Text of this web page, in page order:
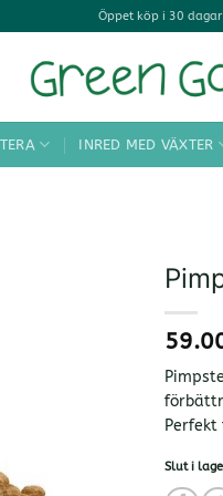
Öppet köp i 30 dagar
INRED MED VÄXTER
Slut i